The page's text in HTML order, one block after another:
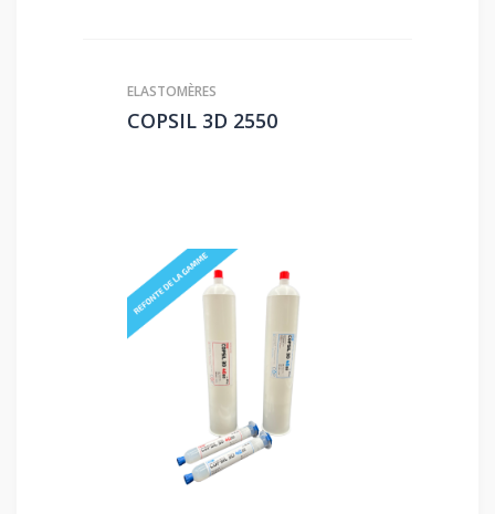
ELASTOMÈRES
COPSIL 3D 2550